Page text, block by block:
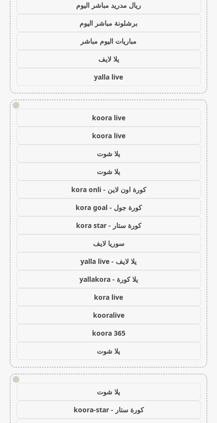
ريال مدريد مباشر اليوم
برشلونة مباشر اليوم
مباريات اليوم مباشر
يلا لايف
yalla live
!
koora live
koora live
يلا شوت
يلا شوت
كورة اون لاين - kora onli
كورة جول - kora goal
كورة ستار - kora star
سوريا لايف
يلا لايف - yalla live
يلا كورة - yallakora
kora live
kooralive
koora 365
يلا شوت
!
يلا شوت
كورة ستار - koora-star